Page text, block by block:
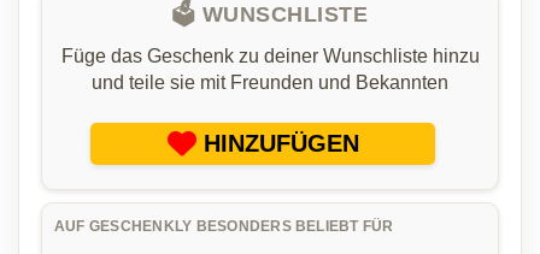
🗳️ WUNSCHLISTE
Füge das Geschenk zu deiner Wunschliste hinzu
und teile sie mit Freunden und Bekannten
HINZUFÜGEN
AUF GESCHENKLY BESONDERS BELIEBT FÜR